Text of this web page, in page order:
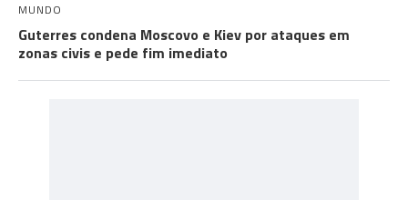
MUNDO
Guterres condena Moscovo e Kiev por ataques em
zonas civis e pede fim imediato